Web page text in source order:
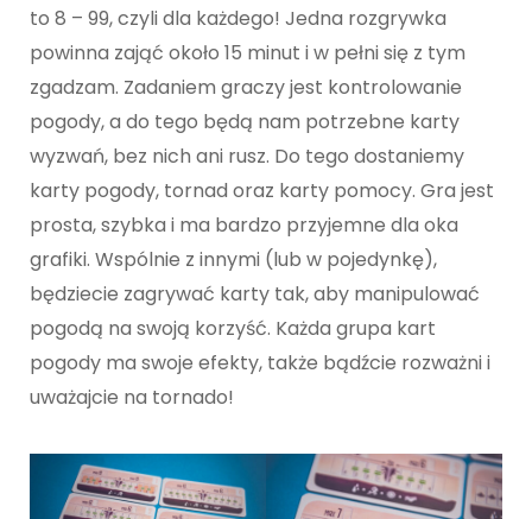
to 8 – 99, czyli dla każdego! Jedna rozgrywka
powinna zająć około 15 minut i w pełni się z tym
zgadzam. Zadaniem graczy jest kontrolowanie
pogody, a do tego będą nam potrzebne karty
wyzwań, bez nich ani rusz. Do tego dostaniemy
karty pogody, tornad oraz karty pomocy. Gra jest
prosta, szybka i ma bardzo przyjemne dla oka
grafiki. Wspólnie z innymi (lub w pojedynkę),
będziecie zagrywać karty tak, aby manipulować
pogodą na swoją korzyść. Każda grupa kart
pogody ma swoje efekty, także bądźcie rozważni i
uważajcie na tornado!